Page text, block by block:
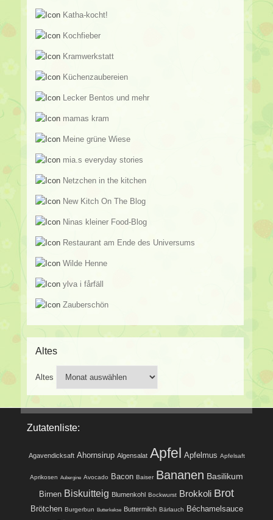
Katha-kocht!
Kochfieber
Kramwerkstatt
Küchenzaubereien
Lecker Bentos und mehr
mamas kram
Meine grüne Wiese
mia.s everyday stories
Netzchen in the kitchen
New Kitch On The Blog
Ninas kleiner Food-Blog
Restaurant am Ende des Universums
Wilde Henne
ylva i fårfäll
Zauberschön
Altes
Altes
Zutatenliste:
Agavendicksaft Ahornsirup Algensalat Apfel Apfelmus Apfelsaft
Aprikosen Aubergine Avocado Bacon Baiser Bananen Basilikum
Birnen Biskuitteig Blumenkohl Bockwurst Brokkoli Brot
Brötchen Burgerbun Butterkekse Buttermilch Bärlauch Béchamelsauce